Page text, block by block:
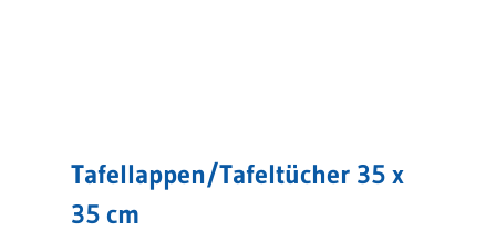
Tafellappen/Tafeltücher 35 x
35 cm